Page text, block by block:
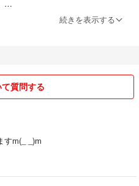
や見落としが考えられますので神
する場合もあります。
ん。
ません。
全てにコメントをお願いします。
続きを表示する
質問する
すm(_ _)m